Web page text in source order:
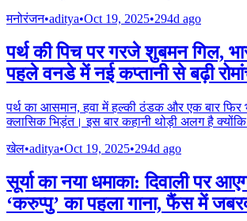
मनोरंजन•aditya•Oct 19, 2025•294d ago
पर्थ की पिच पर गरजे शुबमन गिल,
पहले वनडे में नई कप्तानी से बढ़ी
पर्थ का आसमान, हवा में हल्की ठंडक और एक बार फिर
क्लासिक भिड़ंत। इस बार कहानी थोड़ी अलग है क्योंकि
खेल•aditya•Oct 19, 2025•294d ago
सूर्या का नया धमाका: दिवाली पर
‘करुप्पु’ का पहला गाना, फैंस में